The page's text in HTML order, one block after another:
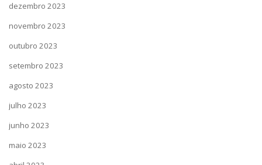
dezembro 2023
novembro 2023
outubro 2023
setembro 2023
agosto 2023
julho 2023
junho 2023
maio 2023